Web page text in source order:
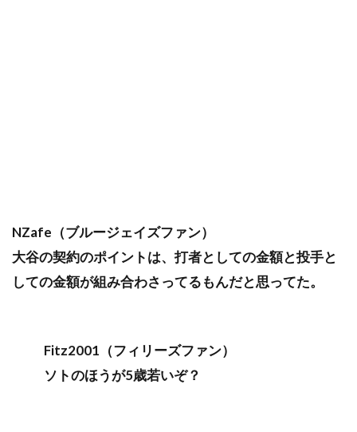
NZafe（ブルージェイズファン）
大谷の契約のポイントは、打者としての金額と投手と
しての金額が組み合わさってるもんだと思ってた。
Fitz2001（フィリーズファン）
ソトのほうが5歳若いぞ？